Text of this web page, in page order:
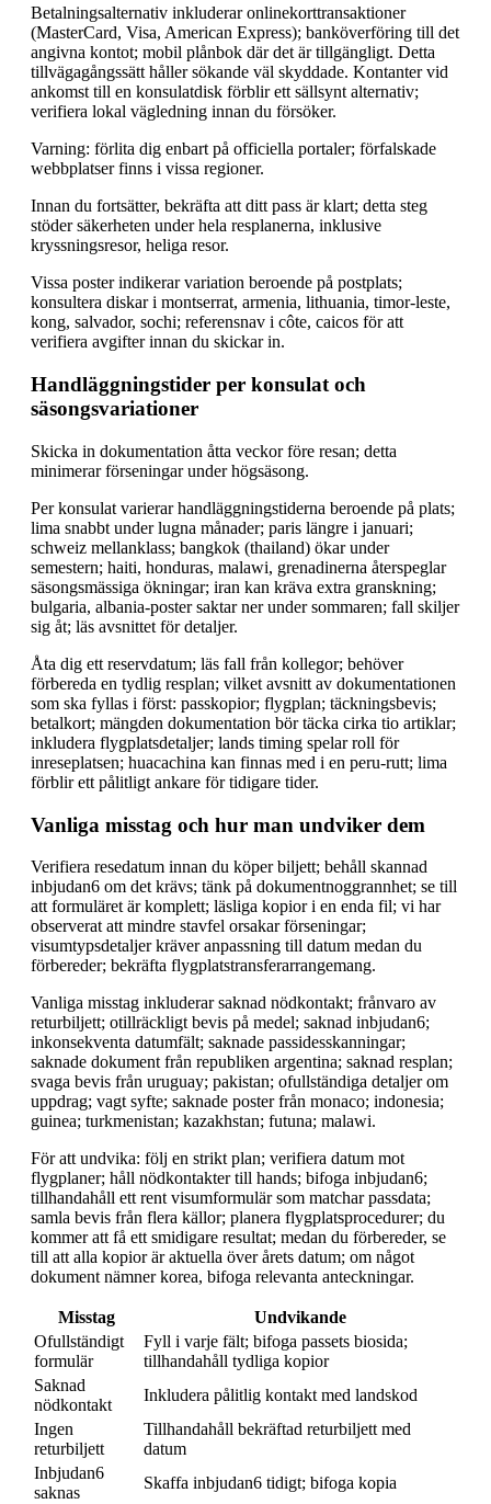
Betalningsalternativ inkluderar onlinekorttransaktioner
(MasterCard, Visa, American Express); banköverföring till det
angivna kontot; mobil plånbok där det är tillgängligt. Detta
tillvägagångssätt håller sökande väl skyddade. Kontanter vid
ankomst till en konsulatdisk förblir ett sällsynt alternativ;
verifiera lokal vägledning innan du försöker.
Varning: förlita dig enbart på officiella portaler; förfalskade
webbplatser finns i vissa regioner.
Innan du fortsätter, bekräfta att ditt pass är klart; detta steg
stöder säkerheten under hela resplanerna, inklusive
kryssningsresor, heliga resor.
Vissa poster indikerar variation beroende på postplats;
konsultera diskar i montserrat, armenia, lithuania, timor-leste,
kong, salvador, sochi; referensnav i côte, caicos för att
verifiera avgifter innan du skickar in.
Handläggningstider per konsulat och
säsongsvariationer
Skicka in dokumentation åtta veckor före resan; detta
minimerar förseningar under högsäsong.
Per konsulat varierar handläggningstiderna beroende på plats;
lima snabbt under lugna månader; paris längre i januari;
schweiz mellanklass; bangkok (thailand) ökar under
semestern; haiti, honduras, malawi, grenadinerna återspeglar
säsongsmässiga ökningar; iran kan kräva extra granskning;
bulgaria, albania-poster saktar ner under sommaren; fall skiljer
sig åt; läs avsnittet för detaljer.
Åta dig ett reservdatum; läs fall från kollegor; behöver
förbereda en tydlig resplan; vilket avsnitt av dokumentationen
som ska fyllas i först: passkopior; flygplan; täckningsbevis;
betalkort; mängden dokumentation bör täcka cirka tio artiklar;
inkludera flygplatsdetaljer; lands timing spelar roll för
inreseplatsen; huacachina kan finnas med i en peru-rutt; lima
förblir ett pålitligt ankare för tidigare tider.
Vanliga misstag och hur man undviker dem
Verifiera resedatum innan du köper biljett; behåll skannad
inbjudan6 om det krävs; tänk på dokumentnoggrannhet; se till
att formuläret är komplett; läsliga kopior i en enda fil; vi har
observerat att mindre stavfel orsakar förseningar;
visumtypsdetaljer kräver anpassning till datum medan du
förbereder; bekräfta flygplatstransferarrangemang.
Vanliga misstag inkluderar saknad nödkontakt; frånvaro av
returbiljett; otillräckligt bevis på medel; saknad inbjudan6;
inkonsekventa datumfält; saknade passidesskanningar;
saknade dokument från republiken argentina; saknad resplan;
svaga bevis från uruguay; pakistan; ofullständiga detaljer om
uppdrag; vagt syfte; saknade poster från monaco; indonesia;
guinea; turkmenistan; kazakhstan; futuna; malawi.
För att undvika: följ en strikt plan; verifiera datum mot
flygplaner; håll nödkontakter till hands; bifoga inbjudan6;
tillhandahåll ett rent visumformulär som matchar passdata;
samla bevis från flera källor; planera flygplatsprocedurer; du
kommer att få ett smidigare resultat; medan du förbereder, se
till att alla kopior är aktuella över årets datum; om något
dokument nämner korea, bifoga relevanta anteckningar.
Misstag
Undvikande
Ofullständigt
formulär
Fyll i varje fält; bifoga passets biosida;
tillhandahåll tydliga kopior
Saknad
nödkontakt
Inkludera pålitlig kontakt med landskod
Ingen
returbiljett
Tillhandahåll bekräftad returbiljett med
datum
Inbjudan6
saknas
Skaffa inbjudan6 tidigt; bifoga kopia